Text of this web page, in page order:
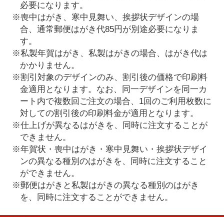
必要になります。
※喪中はがき、寒中見舞い、挨拶状デザインの場
合、通常郵便はがき代85円が別途必要になりま
す。
※私製年賀はがき、私製はがきの場合、はがき代は
かかりません。
※割引対象のデザインのみ、割引後の価格で印刷料
金適用となります。なお、同一デザインを同一カ
ート内で複数回ご注文の場合、1回のご利用枚数に
対しての割引後の印刷料金が適用となります。
※仕上げが異なるはがきを、同時に注文することが
できません。
※年賀状・喪中はがき・寒中見舞い・挨拶状デザイ
ンの異なる種別のはがきを、同時に注文すること
ができません。
※郵便はがきと私製はがきの異なる種別のはがき
を、同時に注文することができません。